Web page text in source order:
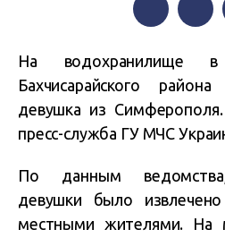
На водохранилище в
Бахчисарайского
девушка из
пресс-служба ГУ МЧС
По данным
девушки было
местными жителями. На